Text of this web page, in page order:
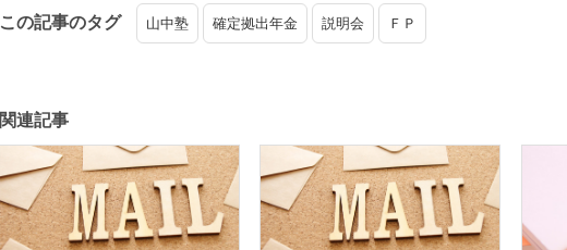
この記事のタグ 山中塾 確定拠出年金 説明会 ＦＰ
関連記事